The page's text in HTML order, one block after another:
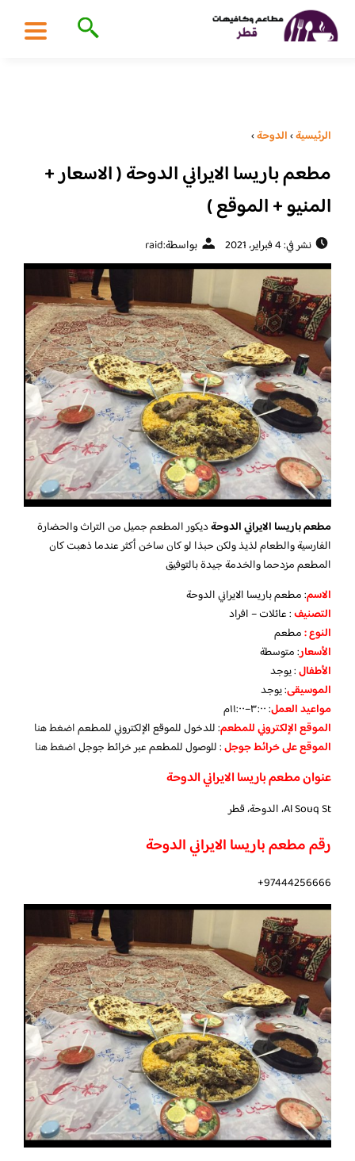
الرئيسية›الدوحة›
مطعم باريسا الايراني الدوحة ( الاسعار +
المنيو + الموقع )
نشر في: 4 فبراير، 2021 بواسطة:raid
مطعم باريسا الايراني الدوحةديكور المطعم جميل من التراث والحضارة
الفارسية والطعام لذيذ ولكن حبذا لو كان ساخن أكثر عندما ذهبت كان
المطعم مزدحما والخدمة جيدة بالتوفيق
الاسم: مطعم باريسا الايراني الدوحة
التصنيف: عائلات – افراد
النوع :مطعم
الأسعار:متوسطة
الأطفال:يوجد
الموسيقى:يوجد
مواعيد العمل: ٣:٠٠–١١:٠٠م
الموقع الإلكتروني للمطعم: للدخول للموقع الإلكتروني للمطعماضغط هنا
الموقع على خرائط جوجل: للوصول للمطعم عبر خرائط جوجلاضغط هنا
عنوان مطعم باريسا الايراني الدوحة
Al Souq St، الدوحة، قطر
رقم مطعم باريسا الايراني الدوحة
97444256666+